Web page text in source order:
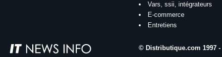
Vars, ssii, intégrateurs
E-commerce
Entretiens
© Distributique.com 1997 -